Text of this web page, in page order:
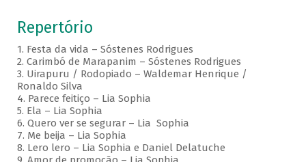
Repertório
1. Festa da vida – Sóstenes Rodrigues
2. Carimbó de Marapanim – Sóstenes Rodrigues
3. Uirapuru / Rodopiado – Waldemar Henrique /
Ronaldo Silva
4. Parece feitiço – Lia Sophia
5. Ela – Lia Sophia
6. Quero ver se segurar – Lia Sophia
7. Me beija – Lia Sophia
8. Lero lero – Lia Sophia e Daniel Delatuche